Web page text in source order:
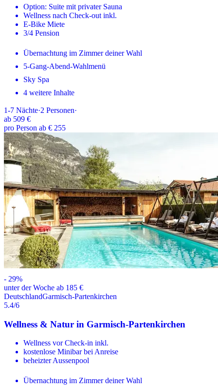
Option: Suite mit privater Sauna
Wellness nach Check-out inkl.
E-Bike Miete
3/4 Pension
Übernachtung im Zimmer deiner Wahl
5-Gang-Abend-Wahlmenü
Sky Spa
4 weitere Inhalte
1-7 Nächte·2 Personen·
ab 509 €
pro Person ab € 255
- 29%
unter der Woche ab 185 €
DeutschlandGarmisch-Partenkirchen
5.4/6
Wellness & Natur in Garmisch-Partenkirchen
Wellness vor Check-in inkl.
kostenlose Minibar bei Anreise
beheizter Aussenpool
Übernachtung im Zimmer deiner Wahl